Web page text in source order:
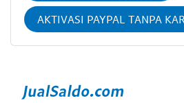
AKTIVASI PAYPAL TANPA